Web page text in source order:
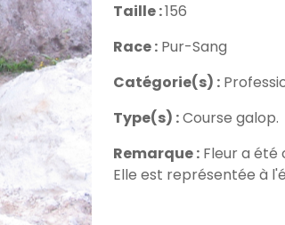
Taille :156
Race : Pur-Sang
Catégorie(s) :
Type(s) :Course galop.
Remarque : Fleur a été
Elle est représentée à